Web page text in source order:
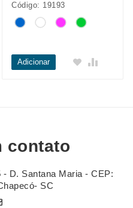
Código: 19193
Adicionar
contato
- D. Santana Maria - CEP:
SC